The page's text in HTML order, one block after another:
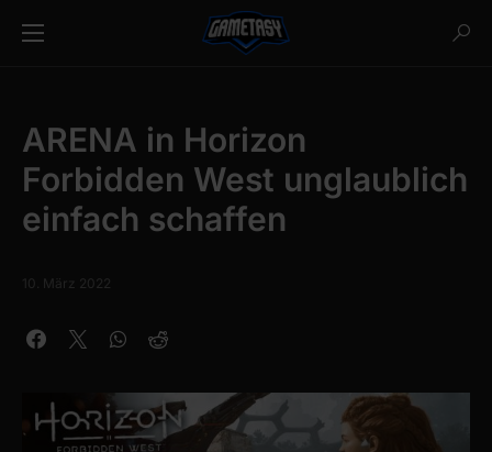
ARENA in Horizon
Forbidden West unglaublich
einfach schaffen
10. März 2022